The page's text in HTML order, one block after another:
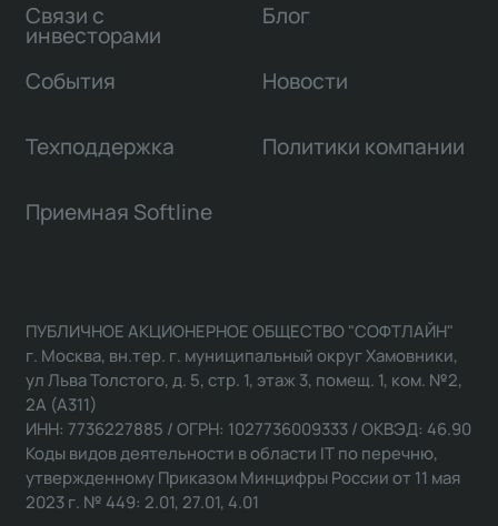
Связи с
инвесторами
Блог
События Новости
Техподдержка Политики компании
Приемная Softline
ПУБЛИЧНОЕ АКЦИОНЕРНОЕ ОБЩЕСТВО "СОФТЛАЙН"
г. Москва, вн.тер. г. муниципальный округ Хамовники,
ул Льва Толстого, д. 5, стр. 1, этаж 3, помещ. 1, ком. №2,
2А (А311)
ИНН: 7736227885 / ОГРН: 1027736009333 / ОКВЭД: 46.90
Коды видов деятельности в области IT по перечню,
утвержденному Приказом Минцифры России от 11 мая
2023 г. № 449: 2.01, 27.01, 4.01